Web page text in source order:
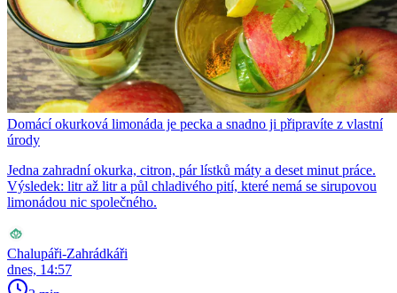
Domácí okurková limonáda je pecka a snadno ji připravíte z vlastní
úrody
Jedna zahradní okurka, citron, pár lístků máty a deset minut práce.
Výsledek: litr až litr a půl chladivého pití, které nemá se sirupovou
limonádou nic společného.
Chalupáři-Zahrádkáři
dnes, 14:57